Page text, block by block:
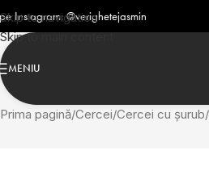
Skip to navigation
Skip to main content
MENIU
Prima pagină Cercei Cercei cu șurub